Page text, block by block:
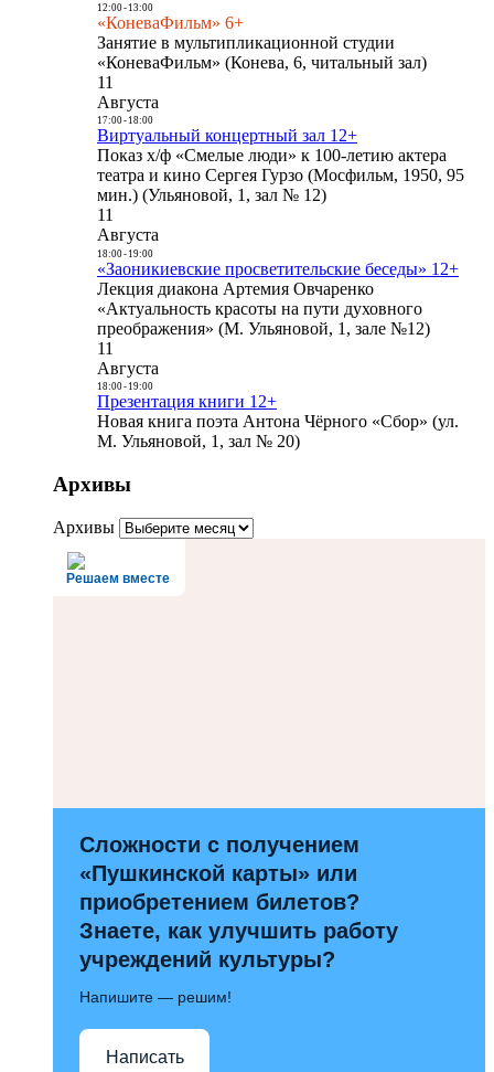
12:00- 13:00
«КоневаФильм» 6+
Занятие в мультипликационной студии
«КоневаФильм» (Конева, 6, читальный зал)
11
Августа
17:00- 18:00
Виртуальный концертный зал 12+
Показ х/ф «Смелые люди» к 100-летию актера
театра и кино Сергея Гурзо (Мосфильм, 1950, 95
мин.) (Ульяновой, 1, зал № 12)
11
Августа
18:00- 19:00
«Заоникиевские просветительские беседы» 12+
Лекция диакона Артемия Овчаренко
«Актуальность красоты на пути духовного
преображения» (М. Ульяновой, 1, зале №12)
11
Августа
18:00- 19:00
Презентация книги 12+
Новая книга поэта Антона Чёрного «Сбор» (ул.
М. Ульяновой, 1, зал № 20)
Архивы
Архивы
Решаем вместе
Сложности с получением
«Пушкинской карты» или
приобретением билетов?
Знаете, как улучшить работу
учреждений культуры?
Напишите — решим!
Написать